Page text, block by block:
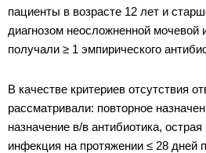
пациенты в возрасте 12 лет и
диагнозом неосложненной мочевой
получали ≥ 1 эмпирического
В качестве критериев отсутствия
рассматривали: повторное
назначение в/в антибиотика,
инфекция на протяжении ≤ 28 дней